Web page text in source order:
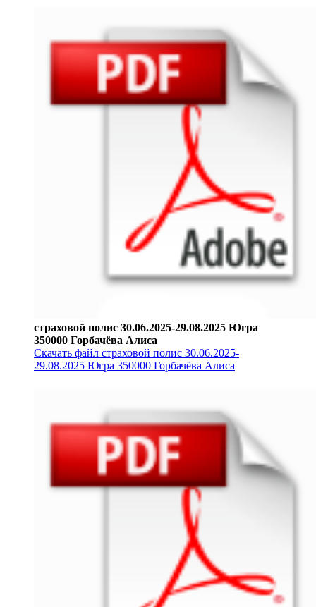
страховой полис 30.06.2025-29.08.2025 Югра
350000 Горбачёва Алиса
Скачать файл страховой полис 30.06.2025-
29.08.2025 Югра 350000 Горбачёва Алиса